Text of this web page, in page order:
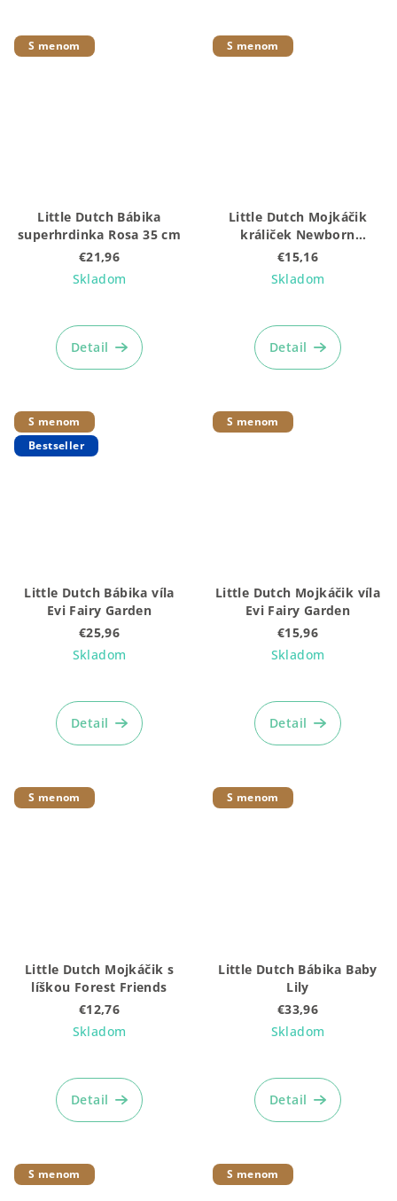
S menom
Little Dutch Bábika
superhrdinka Rosa 35 cm
€21,96
Skladom
Detail
S menom
Little Dutch Mojkáčik
králiček Newborn
Naturals
€15,16
Skladom
Detail
S menom
Bestseller
Little Dutch Bábika víla
Evi Fairy Garden
€25,96
Skladom
hodnotenie
produktu
Detail
S menom
Little Dutch Mojkáčik víla
Evi Fairy Garden
€15,96
Skladom
Detail
S menom
Little Dutch Mojkáčik s
líškou Forest Friends
€12,76
Skladom
Detail
S menom
Little Dutch Bábika Baby
Lily
€33,96
Skladom
Detail
S menom S menom